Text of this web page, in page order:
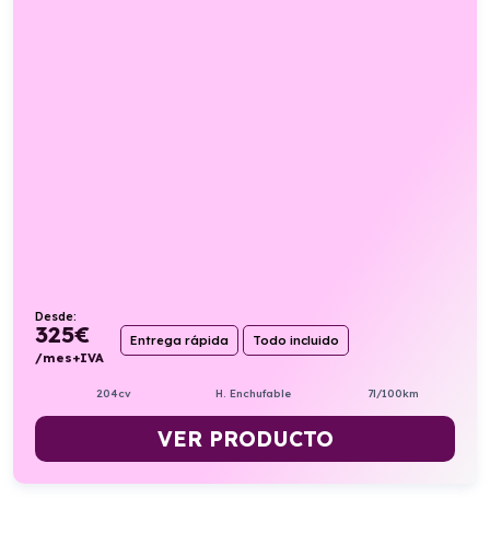
Desde:
325€
/mes+IVA
Entrega rápida Todo incluido
204cv H. Enchufable 7l/100km
VER PRODUCTO